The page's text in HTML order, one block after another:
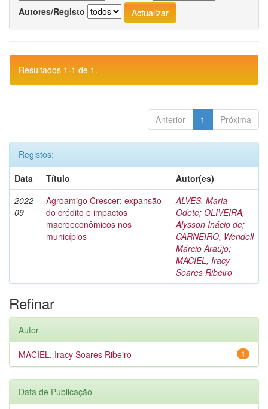
Autores/Registo
Resultados 1-1 de 1.
Anterior 1 Próxima
Registos:
Data
Título
Autor(es)
2022-
09
Agroamigo Crescer: expansão
do crédito e impactos
macroeconômicos nos
municípios
ALVES, Maria
Odete; OLIVEIRA,
Alysson Inácio de;
CARNEIRO, Wendell
Márcio Araújo;
MACIEL, Iracy
Soares Ribeiro
Refinar
Autor
1
MACIEL, Iracy Soares Ribeiro
Data de Publicação